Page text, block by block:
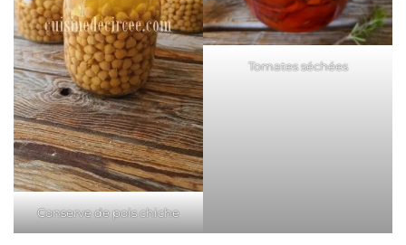
Conserve de pois chiche
Tomates séchées